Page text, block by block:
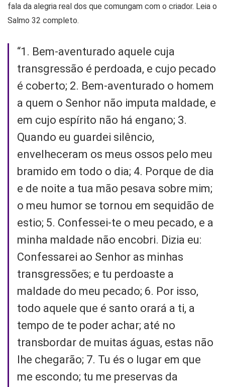
fala da alegria real dos que comungam com o criador. Leia o
Salmo 32 completo.
“1. Bem-aventurado aquele cuja
transgressão é perdoada, e cujo pecado
é coberto; 2. Bem-aventurado o homem
a quem o Senhor não imputa maldade, e
em cujo espírito não há engano; 3.
Quando eu guardei silêncio,
envelheceram os meus ossos pelo meu
bramido em todo o dia; 4. Porque de dia
e de noite a tua mão pesava sobre mim;
o meu humor se tornou em sequidão de
estio; 5. Confessei-te o meu pecado, e a
minha maldade não encobri. Dizia eu:
Confessarei ao Senhor as minhas
transgressões; e tu perdoaste a
maldade do meu pecado; 6. Por isso,
todo aquele que é santo orará a ti, a
tempo de te poder achar; até no
transbordar de muitas águas, estas não
lhe chegarão; 7. Tu és o lugar em que
me escondo; tu me preservas da